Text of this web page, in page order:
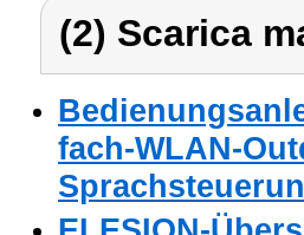
(2) Scarica
fach-WLAN-